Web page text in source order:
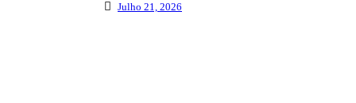
Julho 21, 2026